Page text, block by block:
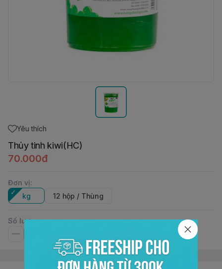
Yêu thích
Thủy tinh kiwi(HC)
70.000đ
Đơn vị:
kg
12 hộp / Thùng
Số lượng